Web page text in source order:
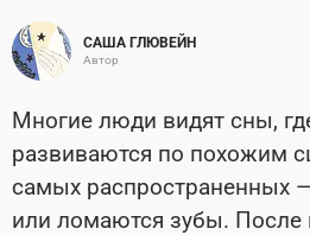
САША ГЛЮВЕЙН
Автор
Многие люди видят сны,
развиваются по похожим
самых распространенных
или ломаются зубы. После